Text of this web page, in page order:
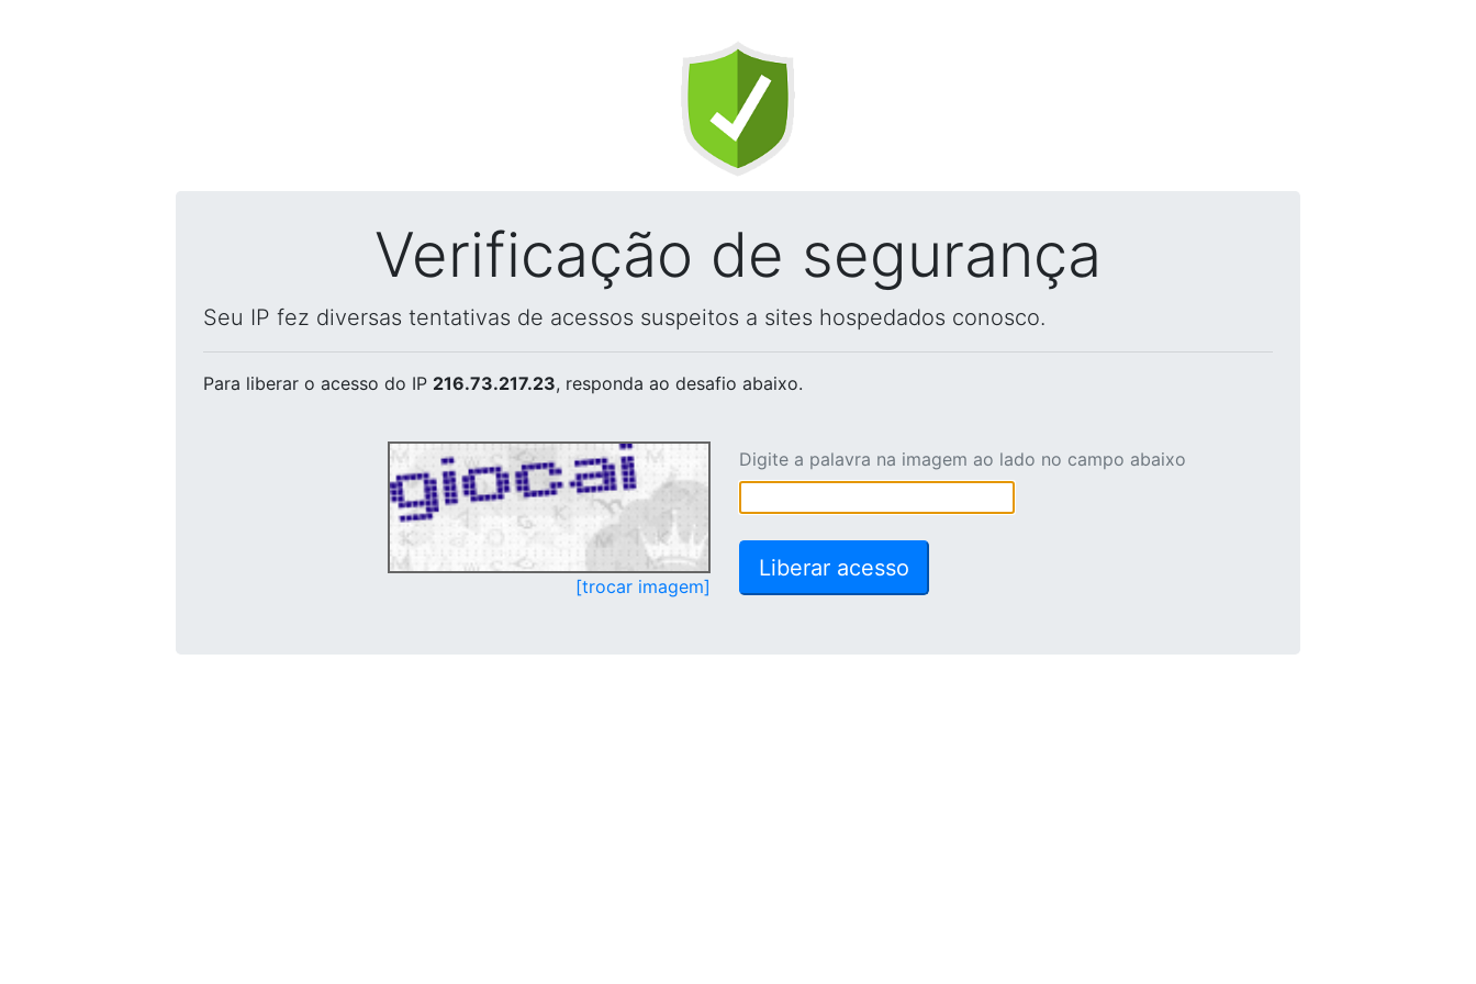
Verificação de segurança
Seu IP fez diversas tentativas de acessos suspeitos a sites hospedados conosco.
Para liberar o acesso do IP 216.73.217.23, responda ao desafio abaixo.
[trocar imagem]
Digite a palavra na imagem ao lado no campo abaixo